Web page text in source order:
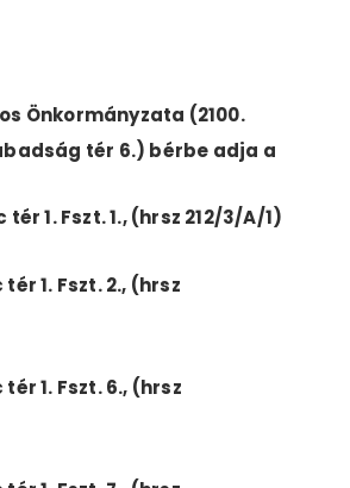
Önkormányzata (2100.
tér 6.) bérbe adja a
tér 1. Fszt. 1., (hrsz 212/3/A/1)
1. Fszt. 2., (hrsz
1. Fszt. 6., (hrsz